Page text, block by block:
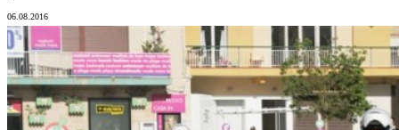
06.08.2016